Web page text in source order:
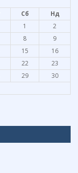
Сб
Нд
1
2
8
9
15
16
22
23
29
30